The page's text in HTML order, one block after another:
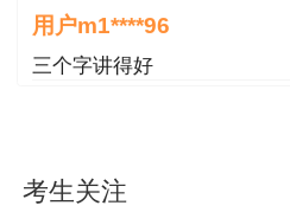
3.2023年度丹东市审
（初、中、高级）合格人员
用户m1****96
三个字讲得好
用户m1****88
考生关注